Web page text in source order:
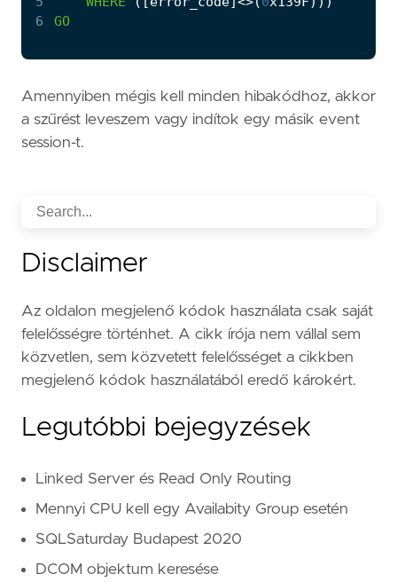
6
GO
Amennyiben mégis kell minden hibakódhoz, akkor
a szűrést leveszem vagy indítok egy másik event
session-t.
Disclaimer
Az oldalon megjelenő kódok használata csak saját
felelősségre történhet. A cikk írója nem vállal sem
közvetlen, sem közvetett felelősséget a cikkben
megjelenő kódok használatából eredő károkért.
Legutóbbi bejegyzések
Linked Server és Read Only Routing
Mennyi CPU kell egy Availabity Group esetén
SQLSaturday Budapest 2020
DCOM objektum keresése